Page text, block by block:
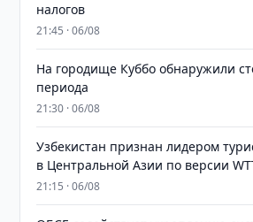
налогов
21:45 · 06/08
На городище Куббо обнаружили
периода
21:30 · 06/08
Узбекистан признан лидером
в Центральной Азии по версии
21:15 · 06/08